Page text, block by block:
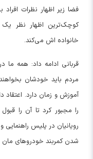
فضا زیر اظهار نظرات
کوچک‌تریناظهار نظر یک
خانواده اش می‌کند.
قربانی ادامه داد: همه ما
مردم باید خودشان بخواهند
آموزش و زمان دارد. اعتقاد
را مجبور کرد تا آن را
رویانیان در پلیس راهنمایی
شدن کمربند خودرو‌های مان را